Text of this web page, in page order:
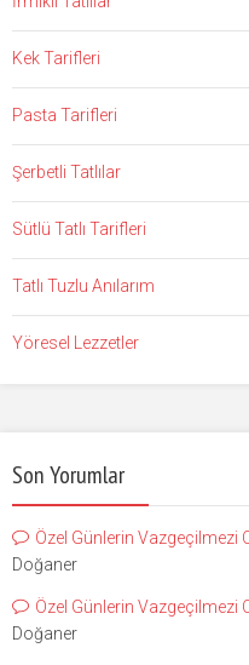
Kek Tarifleri
Pasta Tarifleri
Şerbetli Tatlılar
Sütlü Tatlı Tarifleri
Tatlı Tuzlu Anılarım
Yöresel Lezzetler
Son Yorumlar
Özel Günlerin Vazgeçilmezi
Doğaner
Özel Günlerin Vazgeçilmezi
Doğaner